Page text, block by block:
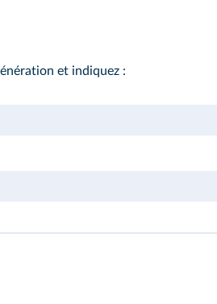
et indiquez :